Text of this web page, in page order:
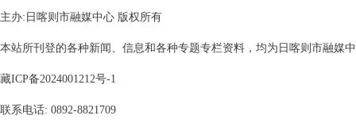
主办:日喀则市融媒中心 版权所有
本站所刊登的各种新闻、信息和各种专题专栏资料，均为日喀则市融媒
藏ICP备2024001212号-1
联系电话: 0892-8821709